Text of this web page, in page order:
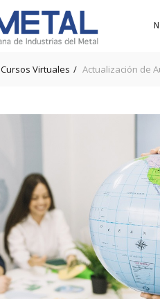
Cursos Virtuales Actualización de